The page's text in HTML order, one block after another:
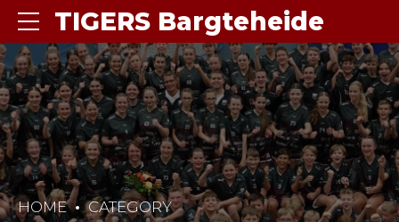
TIGERS Bargteheide
HOME CATEGORY